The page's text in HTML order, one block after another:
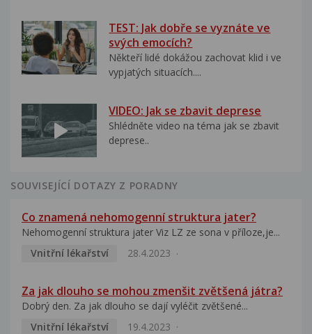
TEST: Jak dobře se vyznáte ve
svých emocích?
Někteří lidé dokážou zachovat klid i ve
vypjatých situacích....
VIDEO: Jak se zbavit deprese
Shlédněte video na téma jak se zbavit
deprese..
SOUVISEJÍCÍ DOTAZY Z PORADNY
Co znamená nehomogenní struktura jater?
Nehomogenní struktura jater Viz LZ ze sona v příloze,je...
Vnitřní lékařství
28.4.2023
Za jak dlouho se mohou zmenšit zvětšená játra?
Dobrý den. Za jak dlouho se dají vyléčit zvětšené...
Vnitřní lékařství
19.4.2023